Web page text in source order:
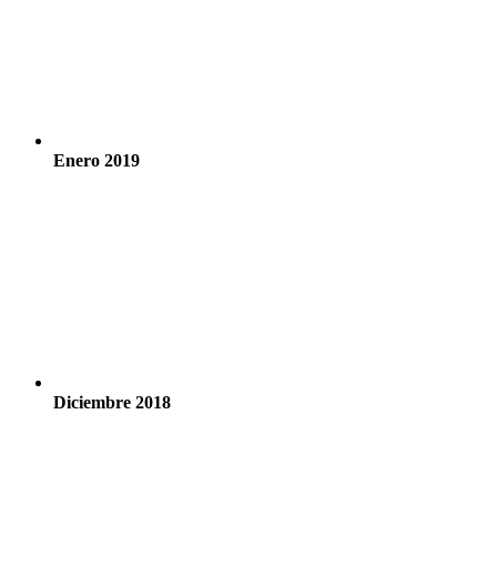
Enero 2019
Diciembre 2018